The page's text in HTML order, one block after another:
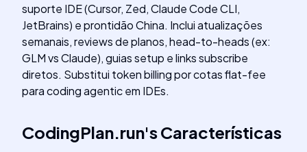
suporte IDE (Cursor, Zed, Claude Code CLI,
JetBrains) e prontidão China. Inclui atualizações
semanais, reviews de planos, head-to-heads (ex:
GLM vs Claude), guias setup e links subscribe
diretos. Substitui token billing por cotas flat-fee
para coding agentic em IDEs.
CodingPlan.run'sCaracterísticas